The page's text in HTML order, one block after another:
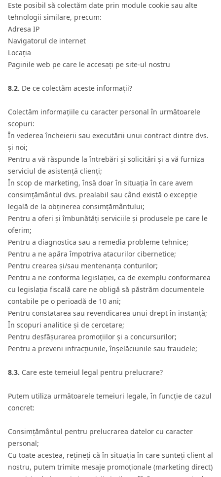
Este posibil să colectăm date prin module cookie sau alte
tehnologii similare, precum:
Adresa IP
Navigatorul de internet
Locația
Paginile web pe care le accesați pe site-ul nostru
8.2. De ce colectăm aceste informații?
Colectăm informațiile cu caracter personal în următoarele
scopuri:
În vederea încheierii sau executării unui contract dintre dvs.
și noi;
Pentru a vă răspunde la întrebări și solicitări și a vă furniza
serviciul de asistență clienți;
În scop de marketing, însă doar în situația în care avem
consimțământul dvs. prealabil sau când există o excepție
legală de la obținerea consimțământului;
Pentru a oferi și îmbunătăți serviciile și produsele pe care le
oferim;
Pentru a diagnostica sau a remedia probleme tehnice;
Pentru a ne apăra împotriva atacurilor cibernetice;
Pentru crearea și/sau mentenanța conturilor;
Pentru a ne conforma legislației, ca de exemplu conformarea
cu legislația fiscală care ne obligă să păstrăm documentele
contabile pe o perioadă de 10 ani;
Pentru constatarea sau revendicarea unui drept în instanță;
În scopuri analitice și de cercetare;
Pentru desfășurarea promoțiilor și a concursurilor;
Pentru a preveni infracțiunile, înșelăciunile sau fraudele;
8.3. Care este temeiul legal pentru prelucrare?
Putem utiliza următoarele temeiuri legale, în funcție de cazul
concret:
Consimțământul pentru prelucrarea datelor cu caracter
personal;
Cu toate acestea, rețineți că în situația în care sunteți client al
nostru, putem trimite mesaje promoționale (marketing direct)